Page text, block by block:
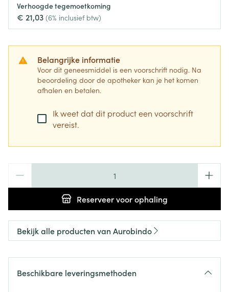
Verhoogde tegemoetkoming
€ 21,03 (6% inclusief btw)
Belangrijke informatie
Voor dit geneesmiddel is een voorschrift nodig. Na
beoordeling door de apotheker kan je het komen
afhalen en betalen.
Ik weet dat dit product een voorschrift
vereist.
Reserveervoor ophaling
Bekijk alle producten van Aurobindo
Beschikbare leveringsmethoden